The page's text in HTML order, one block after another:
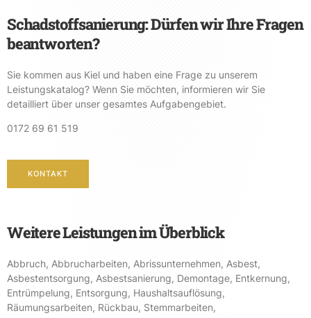
Schadstoffsanierung: Dürfen wir Ihre Fragen
beantworten?
Sie kommen aus Kiel und haben eine Frage zu unserem
Leistungskatalog? Wenn Sie möchten, informieren wir Sie
detailliert über unser gesamtes Aufgabengebiet.
0172 69 61 519
KONTAKT
Weitere Leistungen im Überblick
Abbruch, Abbrucharbeiten, Abrissunternehmen, Asbest,
Asbestentsorgung, Asbestsanierung, Demontage, Entkernung,
Entrümpelung, Entsorgung, Haushaltsauflösung,
Räumungsarbeiten, Rückbau, Stemmarbeiten,